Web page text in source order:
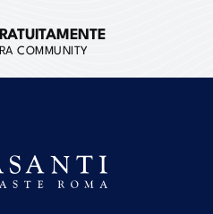
COMMUNITY